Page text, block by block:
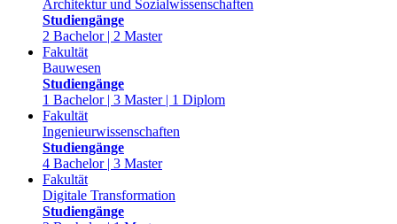
Architektur und Sozialwissenschaften
Studiengänge
2 Bachelor | 2 Master
Fakultät
Bauwesen
Studiengänge
1 Bachelor | 3 Master | 1 Diplom
Fakultät
Ingenieurwissenschaften
Studiengänge
4 Bachelor | 3 Master
Fakultät
Digitale Transformation
Studiengänge